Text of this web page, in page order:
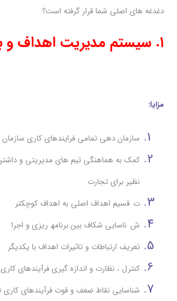
دغدغه های اصلی شما قرار گرفته است؟
۱.سیستم مدیریت اهداف و
مزایا:
سازمان دهی تمامي فرايندهاي كاري سازمان
کمک به هماهنگی تیم های مدیریتی و
نظیر براي تجارت
ت قسیم اهداف اصلی به اهداف کوچکتر
ش ناسایی شكاف بین برنامھ ریزي و اجرا
تعریف ارتباطات و تاثیرات اهداف با یکدیگر
کنترل ، نظارت و اندازه گیری فرآیندهای
شناسایی نقاط ضعف و قوت فرآیندهای کاری